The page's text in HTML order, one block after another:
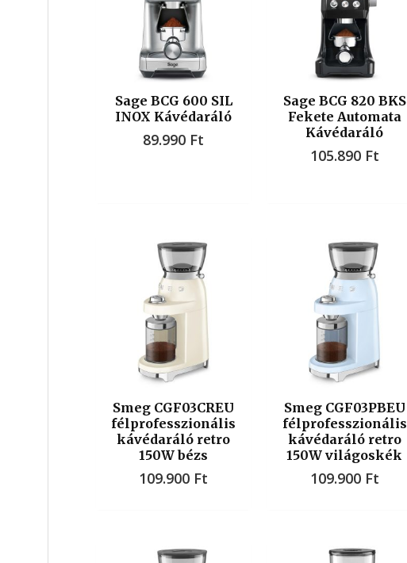
Sage BCG 600 SIL
INOX Kávédaráló
89.990 Ft
Sage BCG 820 BKS
Fekete Automata
Kávédaráló
105.890 Ft
Smeg CGF03CREU
félprofesszionális
kávédaráló retro
150W bézs
109.900 Ft
Smeg CGF03PBEU
félprofesszionális
kávédaráló retro
150W világoskék
109.900 Ft